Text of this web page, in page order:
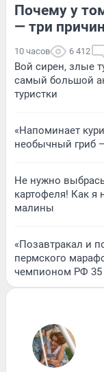
Почему у
— три
10 часов 6 412
Вой сирен, злые
самый большой
туристки
«Напоминает
необычный гриб
Не нужно
картофеля! Как я
малины
«Позавтракал и
пермского
чемпионом РФ 35